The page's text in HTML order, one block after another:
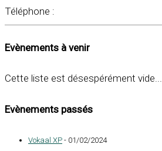
Téléphone :
Evènements à venir
Cette liste est désespérément vide...
Evènements passés
Vokaal XP - 01/02/2024